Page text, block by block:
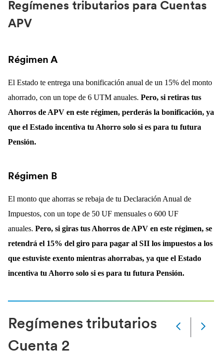
Regímenes tributarios para Cuentas
APV
Régimen A
El Estado te entrega una bonificación anual de un 15% del monto
ahorrado, con un tope de 6 UTM anuales. Pero, si retiras tus
Ahorros de APV en este régimen, perderás la bonificación, ya
que el Estado incentiva tu Ahorro solo si es para tu futura
Pensión.
Régimen B
El monto que ahorras se rebaja de tu Declaración Anual de
Impuestos, con un tope de 50 UF mensuales o 600 UF
anuales. Pero, si giras tus Ahorros de APV en este régimen, se
retendrá el 15% del giro para pagar al SII los impuestos a los
que estuviste exento mientras ahorrabas, ya que el Estado
incentiva tu Ahorro solo si es para tu futura Pensión.
Regímenes tributarios
Cuenta 2
Slide
Changed